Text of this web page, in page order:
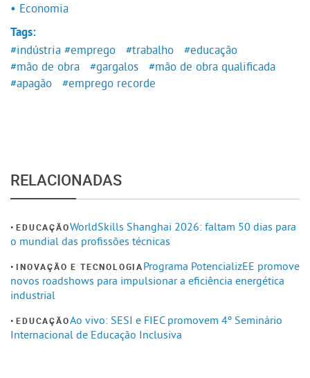
• Economia
Tags:
#indústria #emprego #trabalho
#educação
#mão de obra
#gargalos
#mão de obra qualificada
#apagão
#emprego recorde
RELACIONADAS
EDUCAÇÃOWorldSkills Shanghai 2026: faltam 50 dias para
o mundial das profissões técnicas
INOVAÇÃO E TECNOLOGIAPrograma PotencializEE promove
novos roadshows para impulsionar a eficiência energética
industrial
EDUCAÇÃOAo vivo: SESI e FIEC promovem 4º Seminário
Internacional de Educação Inclusiva